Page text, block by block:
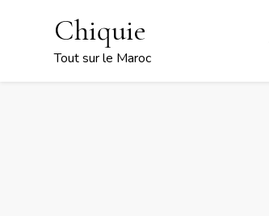
Chiquie
Tout sur le Maroc